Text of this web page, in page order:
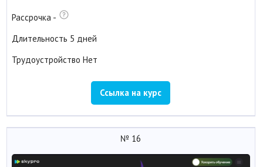
Рассрочка -
Длительность 5 дней
Трудоустройство Нет
Ссылка на курс
№ 16